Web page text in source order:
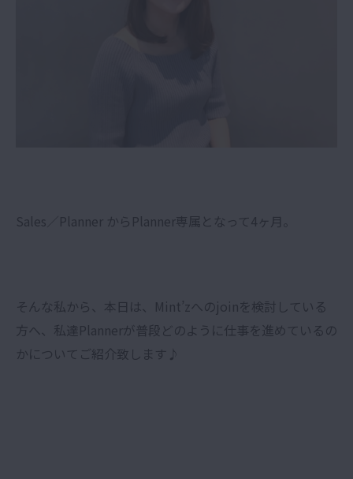
Sales／Planner からPlanner専属となって4ヶ月。
そんな私から、本日は、Mint’zへのjoinを検討している
方へ、私達Plannerが普段どのように仕事を進めているの
かについてご紹介致します♪